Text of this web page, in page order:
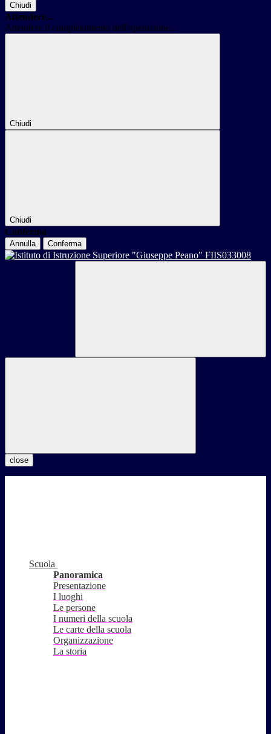
Chiudi
Attendere...
Attendere il completamento dell'operazione...
Chiudi
Chiudi
Conferma
Annulla Conferma
close
Scuola
Panoramica
Presentazione
I luoghi
Le persone
I numeri della scuola
Le carte della scuola
Organizzazione
La storia